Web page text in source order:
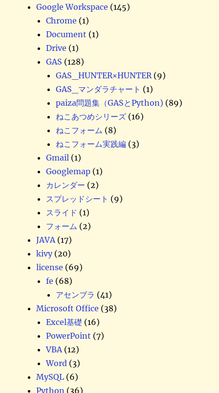
Google Workspace (145)
Chrome (1)
Document (1)
Drive (1)
GAS (128)
GAS_HUNTER×HUNTER (9)
GAS_マンダラチャート (1)
paiza問題集（GASとPython) (89)
ねこあつめシリーズ (16)
ねこフォーム (8)
ねこフォーム実践編 (3)
Gmail (1)
Googlemap (1)
カレンダー (2)
スプレッドシート (9)
スライド (1)
フォーム (2)
JAVA (17)
kivy(20)
license (69)
fe (68)
アセンブラ (41)
Microsoft Office (38)
Excel基礎 (16)
PowerPoint (7)
VBA (12)
Word (3)
MySQL (6)
Python (36)